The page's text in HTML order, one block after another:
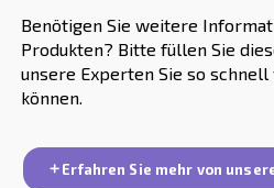
Zertifizierte Regler sind so
verschiedener Anwendungen
Druckreglers immer einen
entspricht, um die Integrität